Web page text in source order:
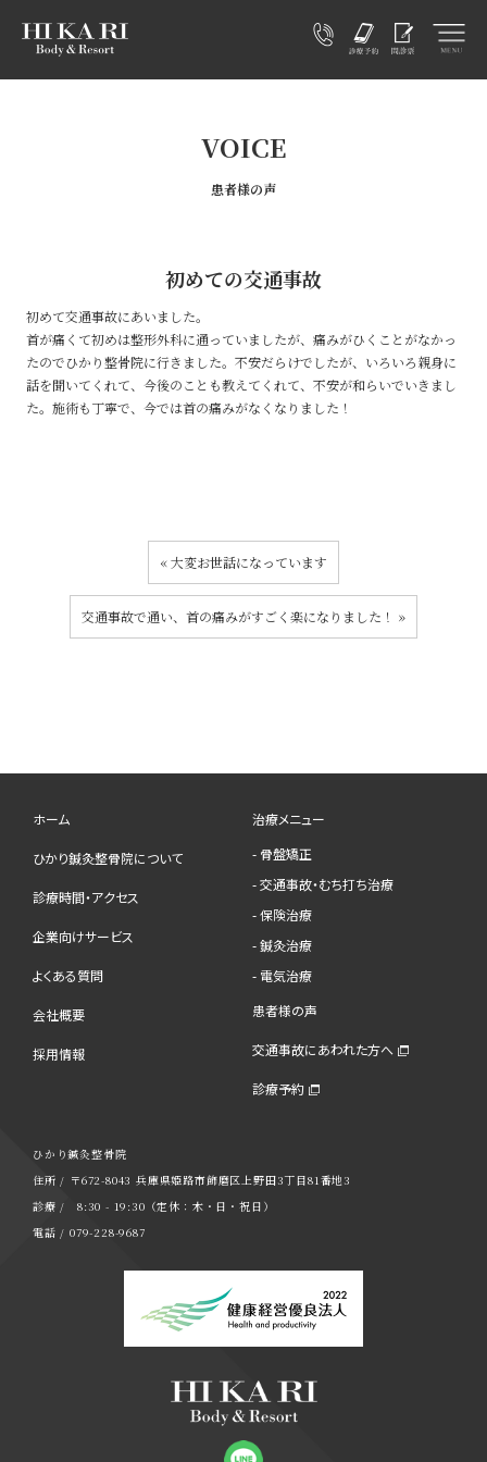
VOICE
患者様の声
初めての交通事故
初めて交通事故にあいました。
首が痛くて初めは整形外科に通っていましたが、痛みがひくことがなかっ
たのでひかり整骨院に行きました。不安だらけでしたが、いろいろ親身に
話を聞いてくれて、今後のことも教えてくれて、不安が和らいでいきまし
た。施術も丁寧で、今では首の痛みがなくなりました！
«大変お世話になっています
交通事故で通い、首の痛みがすごく楽になりました！ »
ホーム
ひかり鍼灸整骨院について
診療時間・アクセス
企業向けサービス
よくある質問
会社概要
採用情報
治療メニュー
- 骨盤矯正
- 交通事故・むち打ち治療
- 保険治療
- 鍼灸治療
- 電気治療
患者様の声
交通事故にあわれた方へ
診療予約
ひかり鍼灸整骨院
住所 / 〒672-8043 兵庫県姫路市飾磨区上野田3丁目81番地3
診療 / 8:30 - 19:30（定休：木・日・祝日）
電話 / 079-228-9687